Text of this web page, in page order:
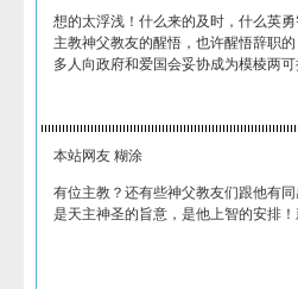
想的太浮浅！什么来的及时，什么英
主教神父教友的醒悟，也许醒悟辞职
多人向政府和爱国会妥协成为模棱两可
本站网友 糊涂
有位主教？还有些神父教友们跟他有
是天主神圣的旨意，是他上智的安排